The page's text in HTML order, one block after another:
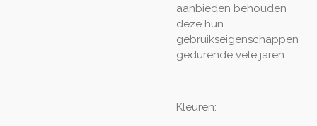
aanbieden behouden
deze hun
gebruikseigenschappen
gedurende vele jaren.
Kleuren: